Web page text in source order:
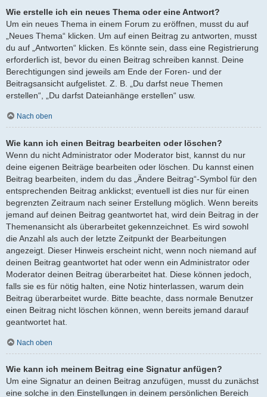
Wie erstelle ich ein neues Thema oder eine Antwort?
Um ein neues Thema in einem Forum zu eröffnen, musst du auf
„Neues Thema“ klicken. Um auf einen Beitrag zu antworten, musst
du auf „Antworten“ klicken. Es könnte sein, dass eine Registrierung
erforderlich ist, bevor du einen Beitrag schreiben kannst. Deine
Berechtigungen sind jeweils am Ende der Foren- und der
Beitragsansicht aufgelistet. Z. B. „Du darfst neue Themen
erstellen“, „Du darfst Dateianhänge erstellen“ usw.
Nach oben
Wie kann ich einen Beitrag bearbeiten oder löschen?
Wenn du nicht Administrator oder Moderator bist, kannst du nur
deine eigenen Beiträge bearbeiten oder löschen. Du kannst einen
Beitrag bearbeiten, indem du das „Ändere Beitrag“-Symbol für den
entsprechenden Beitrag anklickst; eventuell ist dies nur für einen
begrenzten Zeitraum nach seiner Erstellung möglich. Wenn bereits
jemand auf deinen Beitrag geantwortet hat, wird dein Beitrag in der
Themenansicht als überarbeitet gekennzeichnet. Es wird sowohl
die Anzahl als auch der letzte Zeitpunkt der Bearbeitungen
angezeigt. Dieser Hinweis erscheint nicht, wenn noch niemand auf
deinen Beitrag geantwortet hat oder wenn ein Administrator oder
Moderator deinen Beitrag überarbeitet hat. Diese können jedoch,
falls sie es für nötig halten, eine Notiz hinterlassen, warum dein
Beitrag überarbeitet wurde. Bitte beachte, dass normale Benutzer
einen Beitrag nicht löschen können, wenn bereits jemand darauf
geantwortet hat.
Nach oben
Wie kann ich meinem Beitrag eine Signatur anfügen?
Um eine Signatur an deinen Beitrag anzufügen, musst du zunächst
eine solche in den Einstellungen in deinem persönlichen Bereich